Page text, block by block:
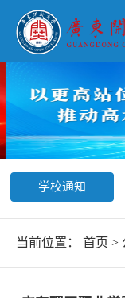
学校通知
当前位置： 首页 >